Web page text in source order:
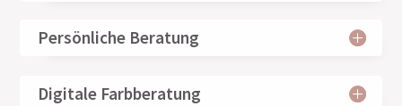
Persönliche Beratung
Digitale Farbberatung